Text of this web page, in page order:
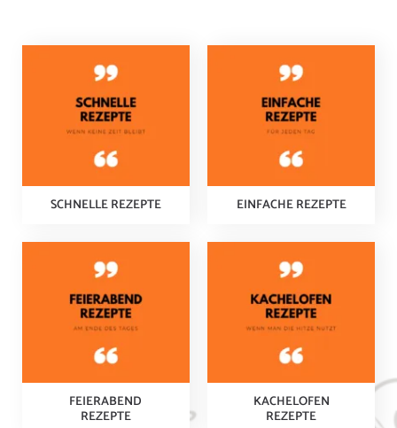
SCHNELLE REZEPTE EINFACHE REZEPTE
FEIERABEND
REZEPTE
KACHELOFEN
REZEPTE